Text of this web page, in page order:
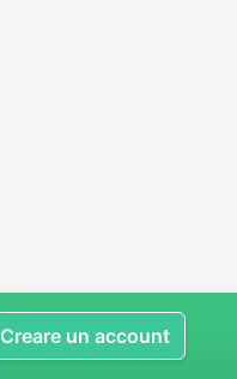
Creare un account